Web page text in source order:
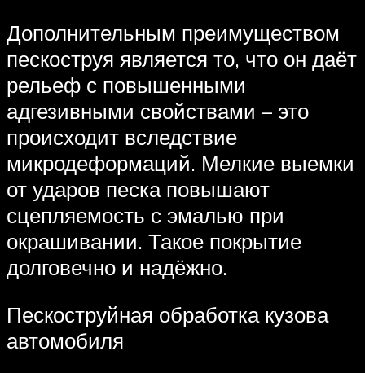
Дополнительным преимуществом
пескоструя является то, что он даёт
рельеф с повышенными
адгезивными свойствами – это
происходит вследствие
микродеформаций. Мелкие выемки
от ударов песка повышают
сцепляемость с эмалью при
окрашивании. Такое покрытие
долговечно и надёжно.
Пескоструйная обработка кузова
автомобиля